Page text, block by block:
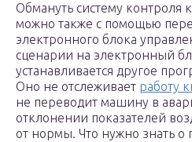
Обмануть систему контроля
можно также с помощью
электронного блока
сценарии на электронный
устанавливается другое
Оно не отслеживает работу
не переводит машину в
отклонении показателей
от нормы. Что нужно знать